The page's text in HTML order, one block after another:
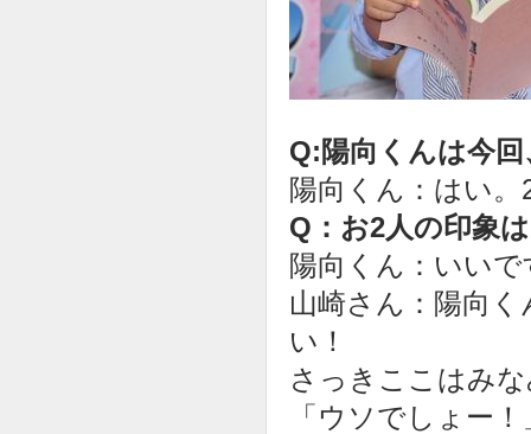
Q:陽向くんは今
陽向くん：はい。
Q：お2人の印象
陽向くん：いいで
山崎さん：陽向
い！
さっきここはみ
「ウソでしょー